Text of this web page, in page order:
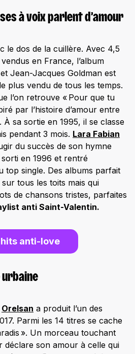
à voix parlent d’amour
le dos de la cuillère. Avec 4,5
en France, l’album
et Jean-Jacques Goldman est
plus vendu de tous les temps.
l’on retrouve « Pour que tu
par l’histoire d’amour entre
À sa sortie en 1995, il se classe
pendant 3 mois. Lara Fabian
du succès de son hymne
sorti en 1996 et rentré
top single. Des albums parfait
tous les toits mais qui
de chansons tristes, parfaites
anti Saint-Valentin.
hits anti-love
urbaine
Orelsan a produit l’un des
Parmi les 14 titres se cache
». Un morceau touchant
déclare son amour à celle qui